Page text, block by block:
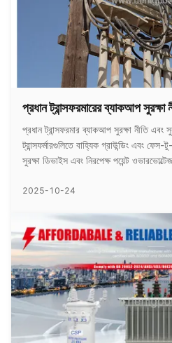
প্রধান ট্রান্সফরমারের ব্যাকআপ সুরক্ষা
প্রধান ট্রান্সফরমার ব্যাকআপ সুরক্ষা নীতি এবং
ট্রান্সফর্মারগুলিতে বাহ্যিক গ্রাউন্ডিং এবং ফেস-
সুরক্ষা ডিভাইস এবং নিরপেক্ষ পয়েন্ট
2025-10-24